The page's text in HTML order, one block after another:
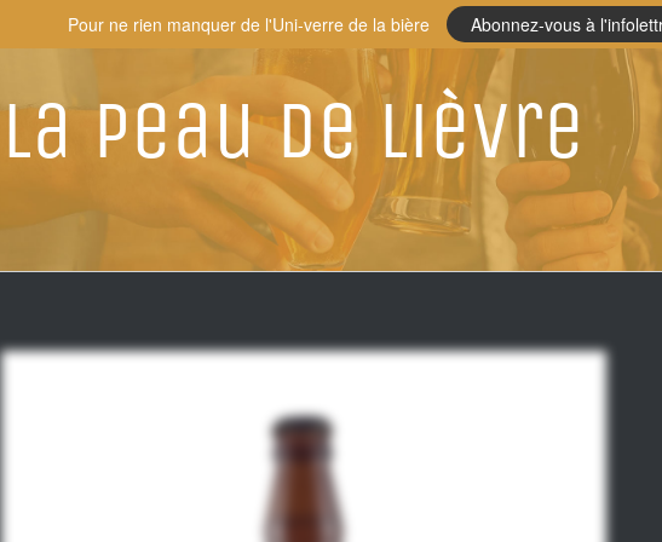
La Peau De Lièvre
Pour ne rien manquer de l'Uni-verre de la bière Abonnez-vous à